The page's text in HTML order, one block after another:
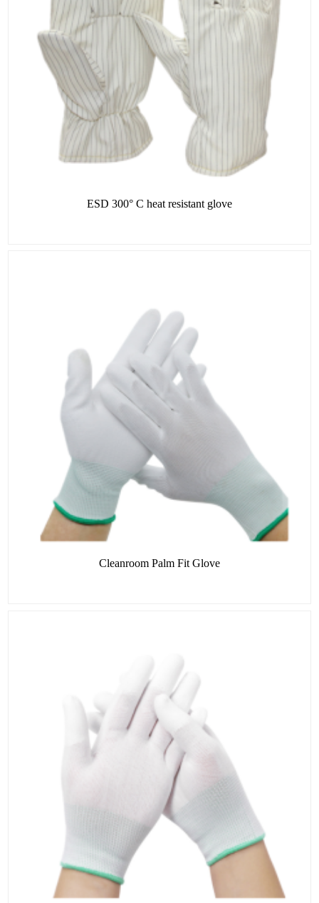
ESD 300° C heat resistant glove
Cleanroom Palm Fit Glove